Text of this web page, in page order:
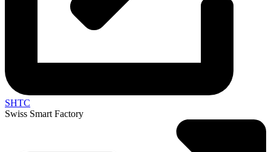
SHTC
Swiss Smart Factory